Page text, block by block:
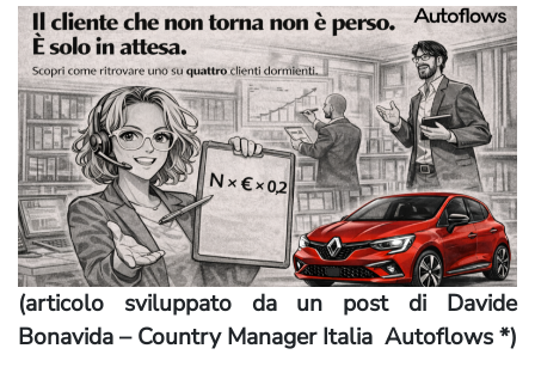
(articolo sviluppato da un post di Davide
Bonavida– Country Manager Italia Autoflows *)